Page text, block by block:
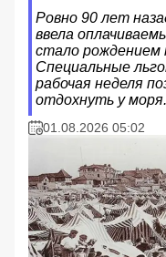
Ровно 90 лет
ввела
стало рождением
Специальные
рабочая неделя
отдохнуть у моря.
01.08.2026 05:02